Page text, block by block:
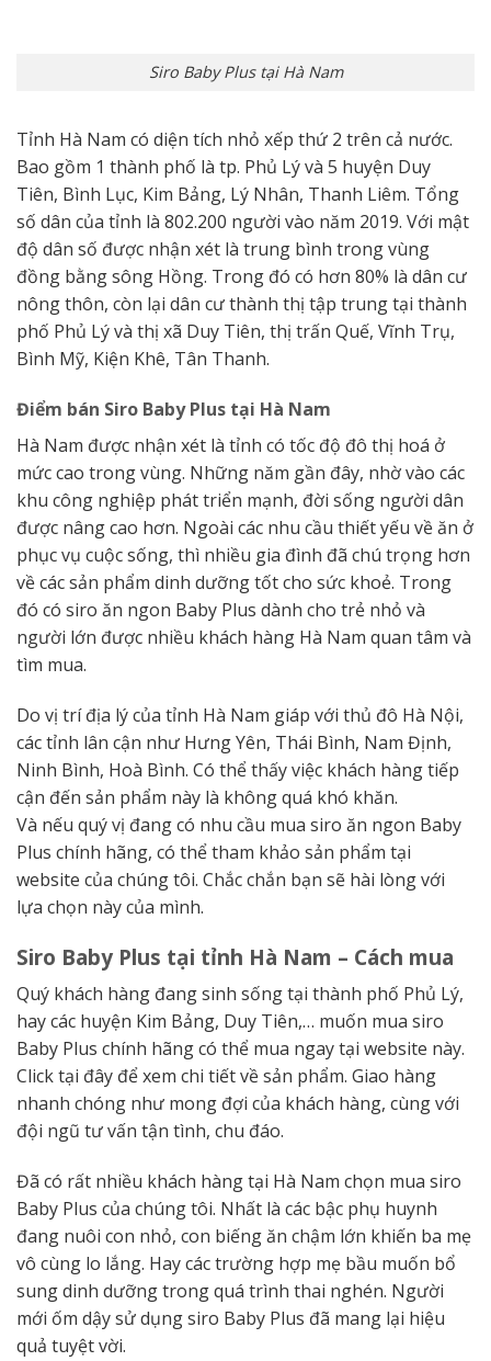
Siro Baby Plus tại Hà Nam
Tỉnh Hà Nam có diện tích nhỏ xếp thứ 2 trên cả nước.
Bao gồm 1 thành phố là tp. Phủ Lý và 5 huyện Duy
Tiên, Bình Lục, Kim Bảng, Lý Nhân, Thanh Liêm. Tổng
số dân của tỉnh là 802.200 người vào năm 2019. Với mật
độ dân số được nhận xét là trung bình trong vùng
đồng bằng sông Hồng. Trong đó có hơn 80% là dân cư
nông thôn, còn lại dân cư thành thị tập trung tại thành
phố Phủ Lý và thị xã Duy Tiên, thị trấn Quế, Vĩnh Trụ,
Bình Mỹ, Kiện Khê, Tân Thanh.
Điểm bán Siro Baby Plus tại Hà Nam
Hà Nam được nhận xét là tỉnh có tốc độ đô thị hoá ở
mức cao trong vùng. Những năm gần đây, nhờ vào các
khu công nghiệp phát triển mạnh, đời sống người dân
được nâng cao hơn. Ngoài các nhu cầu thiết yếu về ăn ở
phục vụ cuộc sống, thì nhiều gia đình đã chú trọng hơn
về các sản phẩm dinh dưỡng tốt cho sức khoẻ. Trong
đó có siro ăn ngon Baby Plus dành cho trẻ nhỏ và
người lớn được nhiều khách hàng Hà Nam quan tâm và
tìm mua.
Do vị trí địa lý của tỉnh Hà Nam giáp với thủ đô Hà Nội,
các tỉnh lân cận như Hưng Yên, Thái Bình, Nam Định,
Ninh Bình, Hoà Bình. Có thể thấy việc khách hàng tiếp
cận đến sản phẩm này là không quá khó khăn.
Và nếu quý vị đang có nhu cầu mua siro ăn ngon Baby
Plus chính hãng, có thể tham khảo sản phẩm tại
website của chúng tôi. Chắc chắn bạn sẽ hài lòng với
lựa chọn này của mình.
Siro Baby Plus tại tỉnh Hà Nam – Cách mua
Quý khách hàng đang sinh sống tại thành phố Phủ Lý,
hay các huyện Kim Bảng, Duy Tiên,… muốn mua siro
Baby Plus chính hãng có thể mua ngay tại website này.
Click tại đây để xem chi tiết về sản phẩm. Giao hàng
nhanh chóng như mong đợi của khách hàng, cùng với
đội ngũ tư vấn tận tình, chu đáo.
Đã có rất nhiều khách hàng tại Hà Nam chọn mua siro
Baby Plus của chúng tôi. Nhất là các bậc phụ huynh
đang nuôi con nhỏ, con biếng ăn chậm lớn khiến ba mẹ
vô cùng lo lắng. Hay các trường hợp mẹ bầu muốn bổ
sung dinh dưỡng trong quá trình thai nghén. Người
mới ốm dậy sử dụng siro Baby Plus đã mang lại hiệu
quả tuyệt vời.